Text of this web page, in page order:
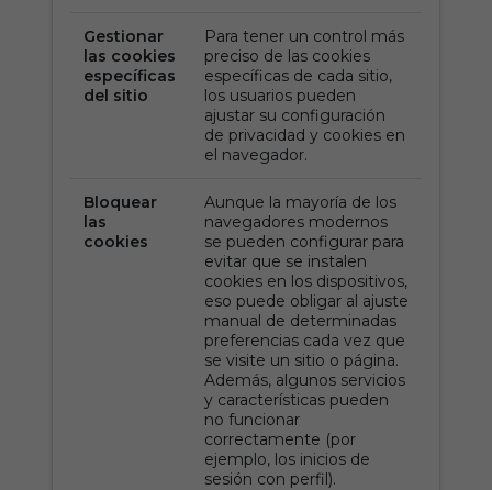
Gestionar
las cookies
específicas
del sitio
Para tener un control más
preciso de las cookies
específicas de cada sitio,
los usuarios pueden
ajustar su configuración
de privacidad y cookies en
el navegador.
Bloquear
las
cookies
Aunque la mayoría de los
navegadores modernos
se pueden configurar para
evitar que se instalen
cookies en los dispositivos,
eso puede obligar al ajuste
manual de determinadas
preferencias cada vez que
se visite un sitio o página.
Además, algunos servicios
y características pueden
no funcionar
correctamente (por
ejemplo, los inicios de
sesión con perfil).